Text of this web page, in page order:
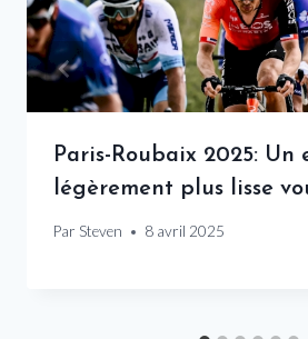
Paris-Roubaix 2025: Un
légèrement plus lisse
Par Steven 8 avril 2025